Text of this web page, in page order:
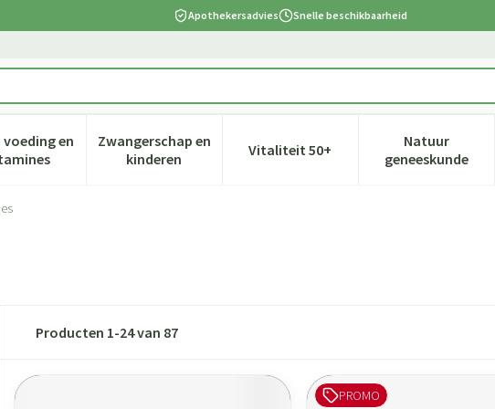
Apothekersadvies Snelle beschikbaarheid
Schoonheid, verzorging en hygiëne categorie
voeding en
Toon submenu voor Dieet, voeding en vitamines categorie
Zwangerschap en
kinderenToon submenu voor Zwangerschap en kinderen
Vitaliteit 50+Toon submenu voor Vitaliteit
Natuur
geneeskunde
Toon
Producten 1-24van 87
PROMO